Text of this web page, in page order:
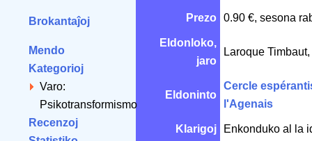
Brokantaĵoj
Mendo
Kategorioj
Varo:
Psikotransformismo
Recenzoj
Prezo 0.90 €, sesona
Eldonloko,
jaro
Laroque
Eldoninto
Cercle
l'Agenais
Klarigoj Enkonduko al la